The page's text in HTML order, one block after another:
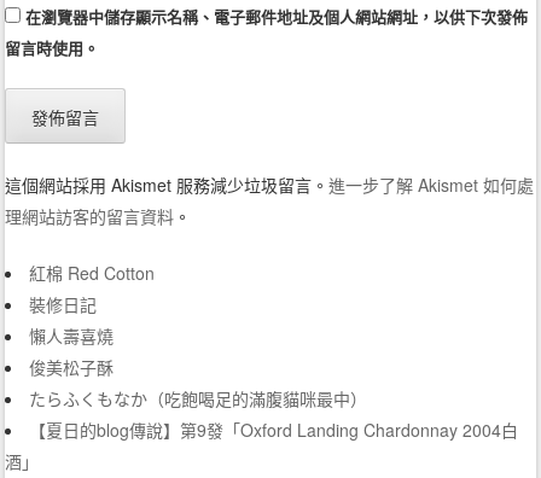
在瀏覽器中儲存顯示名稱、電子郵件地址及個人網站網址，以供下次發佈
留言時使用。
這個網站採用 Akismet 服務減少垃圾留言。進一步了解 Akismet 如何處
理網站訪客的留言資料 。
紅棉 Red Cotton
裝修日記
懶人壽喜燒
俊美松子酥
たらふくもなか（吃飽喝足的滿腹貓咪最中）
【夏日的blog傳說】第9發「Oxford Landing Chardonnay 2004白
酒」